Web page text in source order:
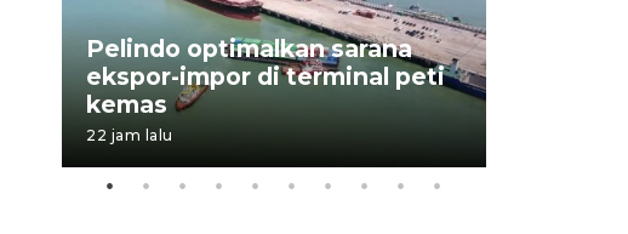
Pelindo optimalkan sarana
ekspor-impor di terminal peti
kemas
22 jam lalu